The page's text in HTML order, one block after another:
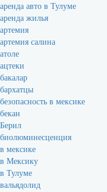
аренда авто в Тулуме
аренда жилья
артемия
артемия салина
атоле
ацтеки
бакалар
бархатцы
безопасность в мексике
бекан
Берил
биолюминесценция
в мексике
в Мексику
в Тулуме
вальядолид